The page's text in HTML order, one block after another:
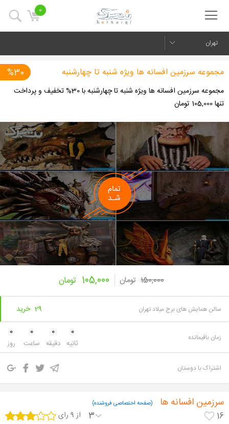
0
تهران
Next
%30 مجموعه سرزمین افسانه ها ویژه شنبه تا چهارشنبه
مجموعه سرزمین افسانه ها ویژه شنبه تا چهارشنبه با 30% تخفیف و پرداخت
تنها 105,000 تومان
150,000 تومان 105,000 تومان
29 خرید سالن همایش های برج میلاد تهران
زمان باقیمانده 0
روز
0
ساعت
0
دقیقه
0
ثانیه
اشتراک با دوستان
سرزمین افسانه ها (صفحه اختصاصی فروشنده)
16 از 9 رای 3